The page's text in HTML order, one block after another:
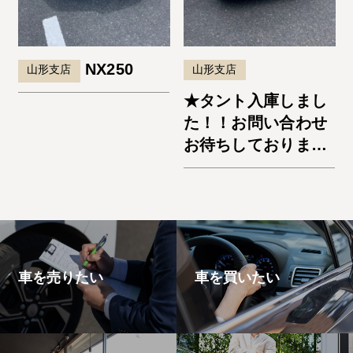
山形支店 NX250 山形支店
★タント入庫しまし
た！！お問い合わせ
お待ちしておりま
す。★
車を売りたい 車を買いたい